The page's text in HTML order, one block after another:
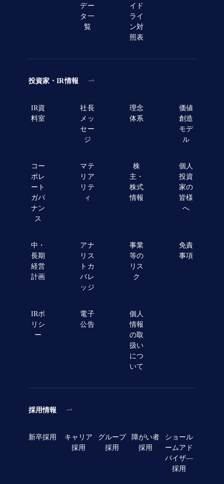
デー
タ一
覧
イド
ライ
ン対
照表
投資家・IR情報
IR資
料室
社長
メッ
セー
ジ
理念
体系
価値
創造
モデ
ル
コー
ポレ
ート
ガバ
ナン
ス
マテ
リア
リテ
ィ
株
主・
株式
情報
個人
投資
家の
皆様
へ
中・
長期
経営
計画
アナ
リス
トカ
バレ
ッジ
事業
等の
リス
ク
免責
事項
IRポ
リシ
ー
電子
公告
個人
情報
の取
扱い
につ
いて
採用情報
新卒採用
キャリア
採用
グループ
採用
障がい者
採用
ショール
ームアド
バイザ―
採用